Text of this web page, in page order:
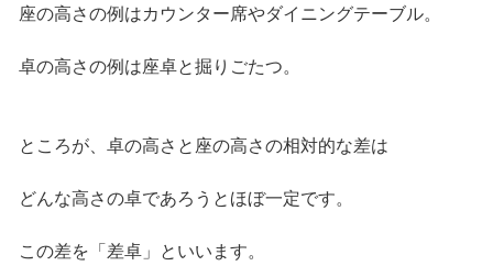
座の高さの例はカウンター席やダイニングテーブル。
卓の高さの例は座卓と掘りごたつ。
ところが、卓の高さと座の高さの相対的な差は
どんな高さの卓であろうとほぼ一定です。
この差を「差卓」といいます。